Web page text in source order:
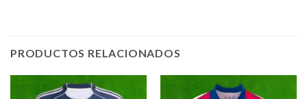
PRODUCTOS RELACIONADOS